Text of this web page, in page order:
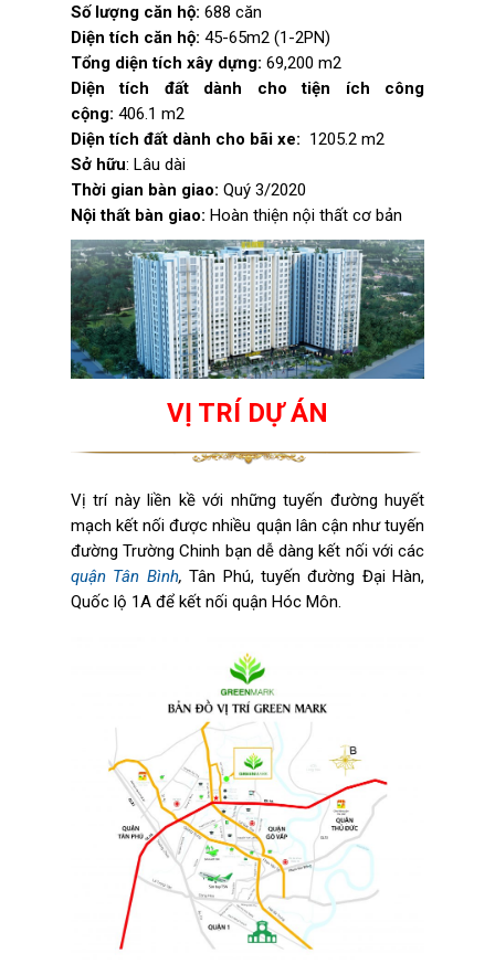
Số lượng căn hộ: 688 căn
Diện tích căn hộ: 45-65m2 (1-2PN)
Tổng diện tích xây dựng: 69,200 m2
Diện tích đất dành cho tiện ích công
cộng: 406.1 m2
Diện tích đất dành cho bãi xe: 1205.2 m2
Sở hữu: Lâu dài
Thời gian bàn giao: Quý 3/2020
Nội thất bàn giao: Hoàn thiện nội thất cơ bản
VỊ TRÍ DỰ ÁN
Vị trí này liền kề với những tuyến đường huyết
mạch kết nối được nhiều quận lân cận như tuyến
đường Trường Chinh bạn dễ dàng kết nối với các
quận Tân Bình, Tân Phú, tuyến đường Đại Hàn,
Quốc lộ 1A để kết nối quận Hóc Môn.